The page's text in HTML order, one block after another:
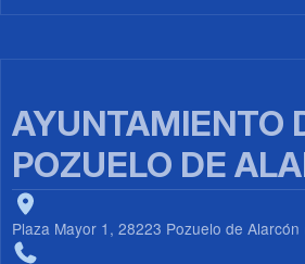
AYUNTAMIENTO
POZUELO DE
Plaza Mayor 1, 28223 Pozuelo de Alarcón